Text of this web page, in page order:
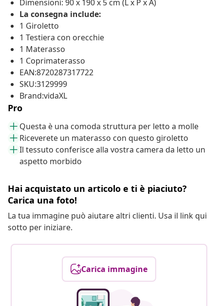
Dimensioni: 90 x 190 x 5 cm (L x P x A)
La consegna include:
1 Giroletto
1 Testiera con orecchie
1 Materasso
1 Coprimaterasso
EAN:8720287317722
SKU:3129999
Brand:vidaXL
Pro
Questa è una comoda struttura per letto a molle
Riceverete un materasso con questo giroletto
Il tessuto conferisce alla vostra camera da letto un
aspetto morbido
Hai acquistato un articolo e ti è piaciuto?
Carica una foto!
La tua immagine può aiutare altri clienti. Usa il link qui
sotto per iniziare.
Carica immagine